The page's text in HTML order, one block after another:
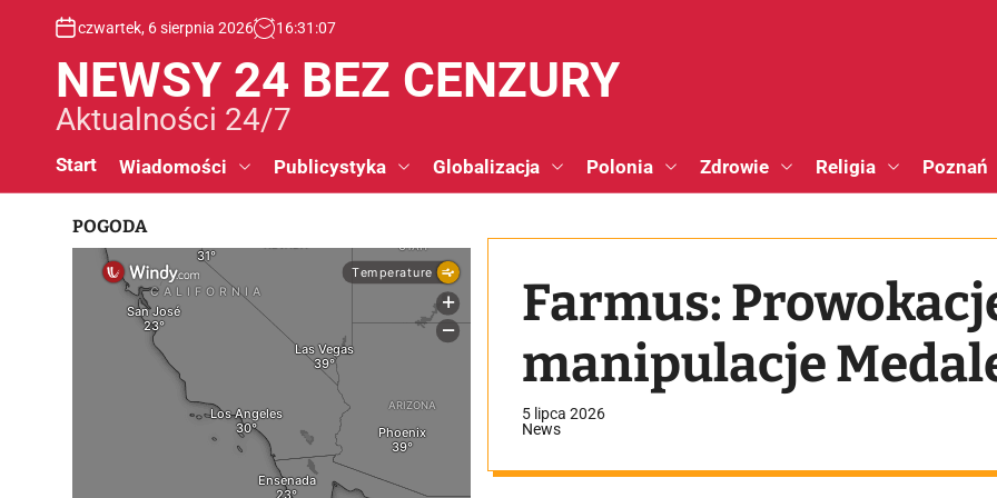
czwartek, 6 sierpnia 2026 16:31 :08
NEWSY 24 BEZ CENZURY
Aktualności 24/7
Start Wiadomości Publicystyka Globalizacja Polonia Zdrowie Religia Poznań
Farmus:
manipulacje
5 lipca 2026
News
POGODA